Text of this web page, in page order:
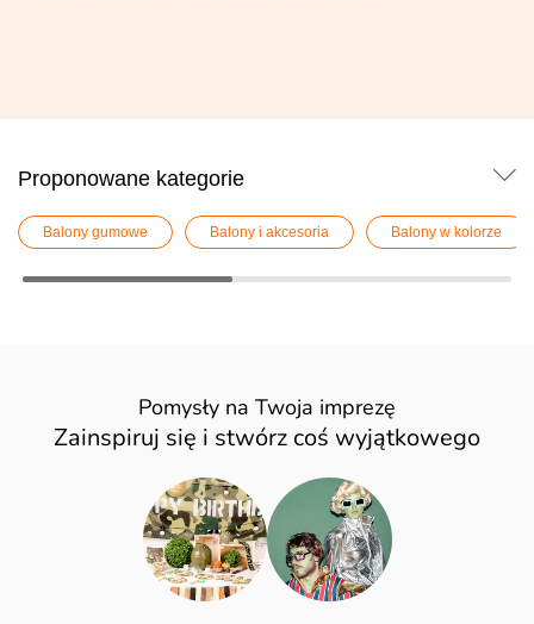
Proponowane kategorie
Balony gumowe Balony i akcesoria Balony w kolorze
Pomysły na Twoja imprezę
Zainspiruj się i stwórz coś wyjątkowego